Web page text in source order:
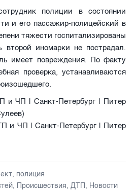
полиции в состоянии
и его пассажир-полицейский в
тяжести госпитализированы
второй иномарки не пострадал.
имеет повреждения. По факту
проверка, устанавливаются
и ЧП | Санкт-Петербург | Питер
и ЧП | Санкт-Петербург | Питер
, полиция
, Происшествия, ДТП, Новости